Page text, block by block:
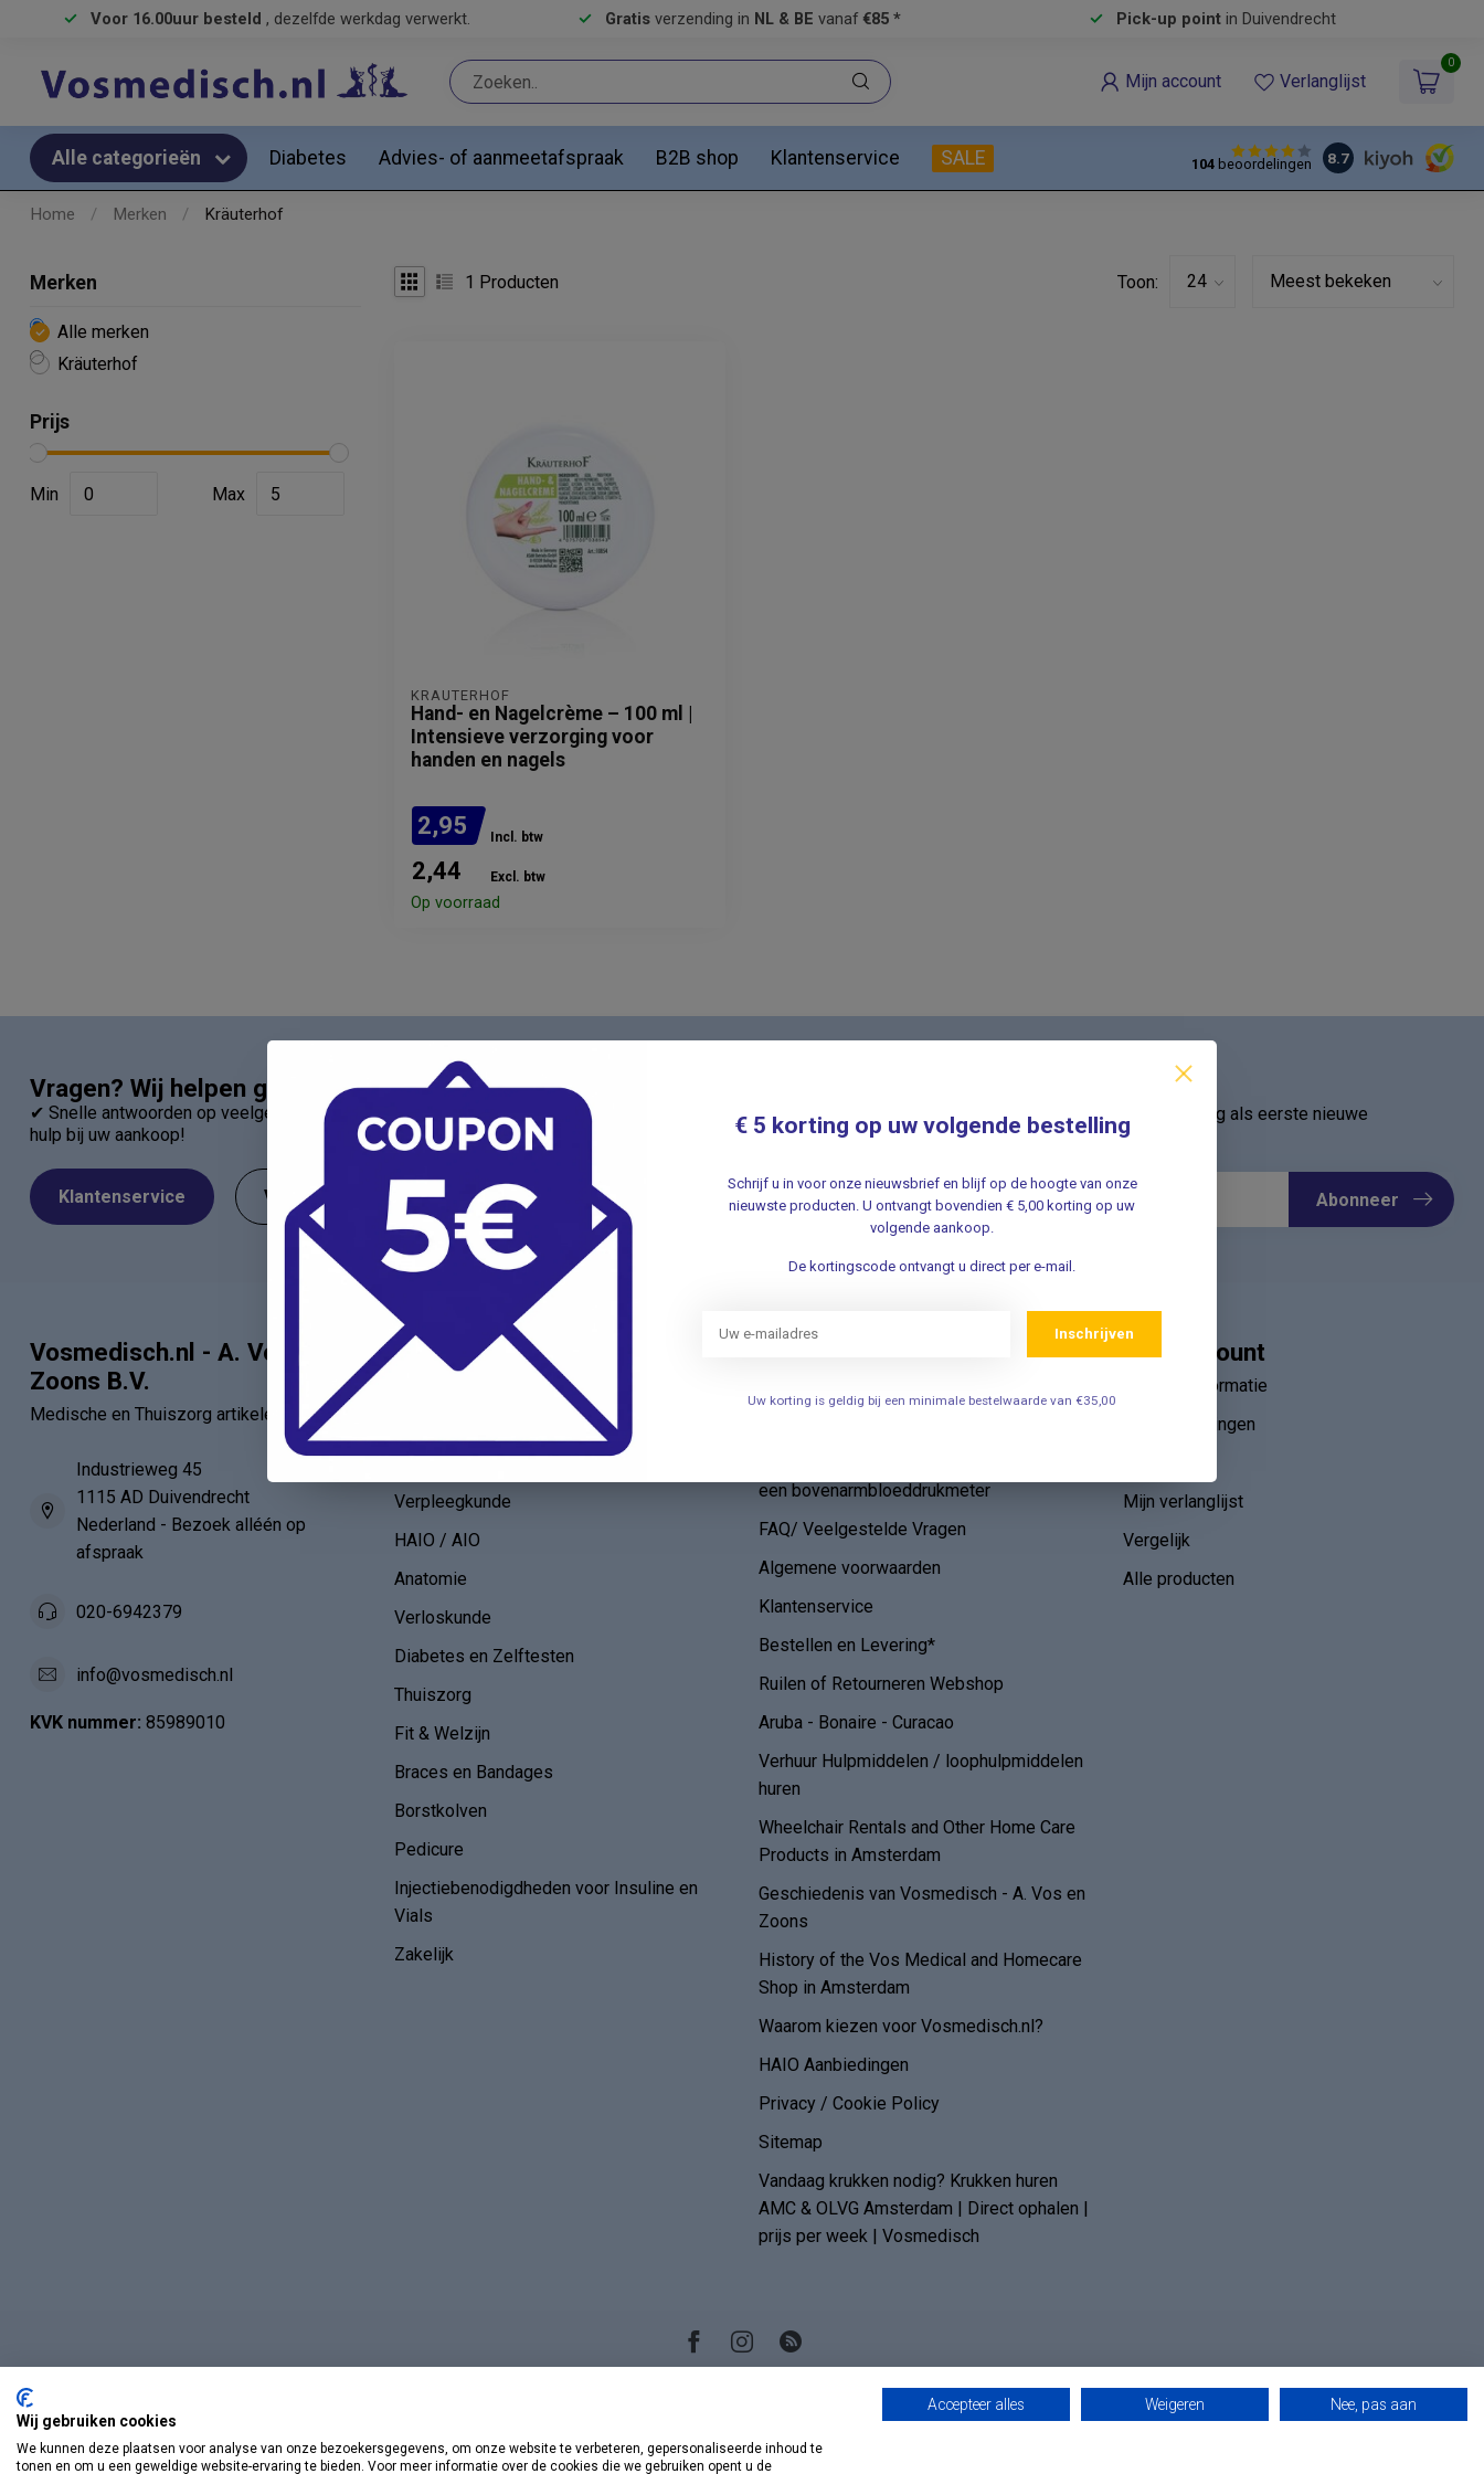
Voor 16.00uur besteld , dezelfde werkdag verwerkt. Gratis verzending in NL & BE vanaf €85 * Pick-up pointin Duivendrecht
Mijn account Verlanglijst
0
Alle categorieën Diabetes Advies- of aanmeetafspraak B2B shop Klantenservice SALE 104beoordelingen 8.7
Home / Merken / Kräuterhof
Merken
Alle merken
Kräuterhof
Prijs
Min Max
1 Producten Toon:
KRÄUTERHOF
Hand- en Nagelcrème – 100 ml |
Intensieve verzorging voor
handen en nagels
2,95 Incl. btw
2,44 Excl. btw
Op voorraad
Vragen? Wij helpen graag!
✔ Snelle antwoorden op veelgestelde vragen ✔ Direct contact met onze klantenservice ✔ Altijd
hulp bij uw aankoop!
Klantenservice Veelgestelde Vragen
Schrijf u in voor onze nieuwsbrief en ontvang als eerste nieuwe
aanbiedingen Meld u nu aan ➡️
Abonneer
Vosmedisch.nl - A. Vos en
Zoons B.V.
Medische en Thuiszorg artikelen
Industrieweg 45
1115 AD Duivendrecht
Nederland - Bezoek alléén op
afspraak
020-6942379
info@vosmedisch.nl
KVK nummer: 85989010
Categorieën
EHBO - BHV
Verpleegkunde
HAIO / AIO
Anatomie
Verloskunde
Diabetes en Zelftesten
Thuiszorg
Fit & Welzijn
Braces en Bandages
Borstkolven
Pedicure
Injectiebenodigdheden voor Insuline en
Vials
Zakelijk
een bovenarmbloeddrukmeter
FAQ/ Veelgestelde Vragen
Algemene voorwaarden
Klantenservice
Bestellen en Levering*
Ruilen of Retourneren Webshop
Aruba - Bonaire - Curacao
Verhuur Hulpmiddelen / loophulpmiddelen
huren
Wheelchair Rentals and Other Home Care
Products in Amsterdam
Geschiedenis van Vosmedisch - A. Vos en
Zoons
History of the Vos Medical and Homecare
Shop in Amsterdam
Waarom kiezen voor Vosmedisch.nl?
HAIO Aanbiedingen
Privacy / Cookie Policy
Sitemap
Vandaag krukken nodig? Krukken huren
AMC & OLVG Amsterdam | Direct ophalen |
prijs per week | Vosmedisch
Mijn account
Account informatie
Mijn bestellingen
Mijn verlanglijst
Vergelijk
Alle producten
€ 5 korting op uw volgende bestelling
Schrijf u in voor onze nieuwsbrief en blijf op de hoogte van onze
nieuwste producten. U ontvangt bovendien € 5,00 korting op uw
volgende aankoop.
De kortingscode ontvangt u direct per e-mail.
Inschrijven
Uw korting is geldig bij een minimale bestelwaarde van €35,00
Wij gebruiken cookies
We kunnen deze plaatsen voor analyse van onze bezoekersgegevens, om onze website te verbeteren, gepersonaliseerde inhoud te
tonen en om u een geweldige website-ervaring te bieden. Voor meer informatie over de cookies die we gebruiken opent u de
Accepteer alles Weigeren Nee, pas aan